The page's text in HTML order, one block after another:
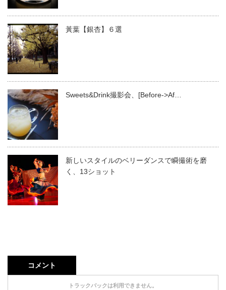
黃葉【銀杏】６選
Sweets&Drink撮影会、[Before->Af…
新しいスタイルのベリーダンスで瞬撮術を磨
く、13ショット
コメント
トラックバックは利用できません。